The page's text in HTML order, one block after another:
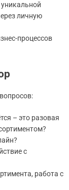
личную
процессов
– это разовая
с
работа с